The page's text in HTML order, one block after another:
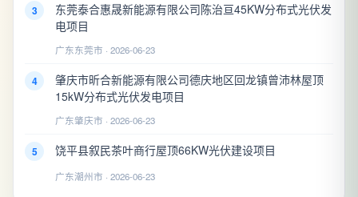
3
东莞泰合惠晟新能源有限公司陈治亘45KW分布式光伏发
电项目
广东东莞市 · 2026-06-23
4
肇庆市昕合新能源有限公司德庆地区回龙镇曾沛林屋顶
15kW分布式光伏发电项目
广东肇庆市 · 2026-06-23
5 饶平县叙民茶叶商行屋顶66KW光伏建设项目
广东潮州市 · 2026-06-23